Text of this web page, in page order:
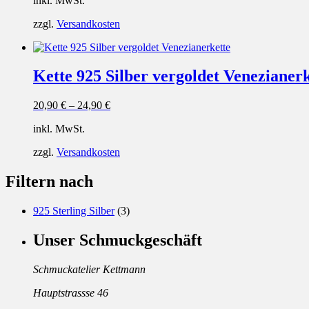
zzgl. Versandkosten
Kette 925 Silber vergoldet
20,90 € – 24,90 €
inkl. MwSt.
zzgl. Versandkosten
Filtern nach
925 Sterling Silber (3)
Unser Schmuckgeschäft
Schmuckatelier Kettmann
Hauptstrassse 46